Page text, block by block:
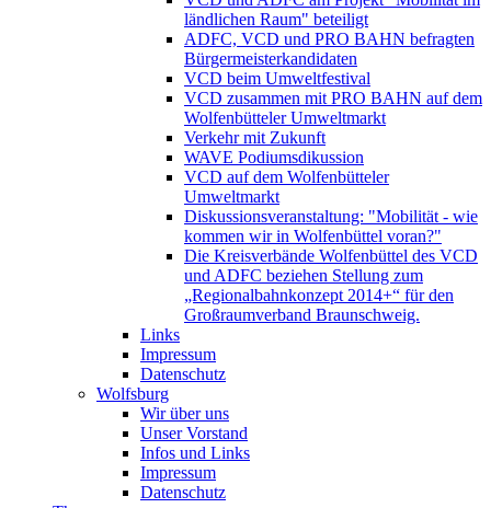
ländlichen Raum" beteiligt
ADFC, VCD und PRO BAHN befragten
Bürgermeisterkandidaten
VCD beim Umweltfestival
VCD zusammen mit PRO BAHN auf dem
Wolfenbütteler Umweltmarkt
Verkehr mit Zukunft
WAVE Podiumsdikussion
VCD auf dem Wolfenbütteler
Umweltmarkt
Diskussionsveranstaltung: "Mobilität - wie
kommen wir in Wolfenbüttel voran?"
Die Kreisverbände Wolfenbüttel des VCD
und ADFC beziehen Stellung zum
„Regionalbahnkonzept 2014+“ für den
Großraumverband Braunschweig.
Links
Impressum
Datenschutz
Wolfsburg
Wir über uns
Unser Vorstand
Infos und Links
Impressum
Datenschutz